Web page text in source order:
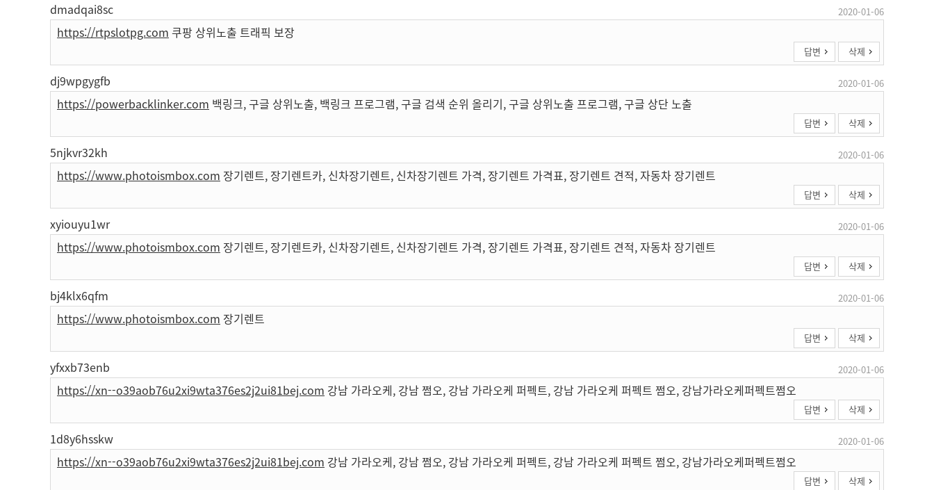
dmadqai8sc 2020-01-06
https://rtpslotpg.com 쿠팡 상위노출 트래픽 보장
답변 삭제
dj9wpgygfb 2020-01-06
https://powerbacklinker.com 백링크, 구글 상위노출, 백링크 프로그램, 구글 검색 순위 올리기, 구글 상위노출 프로그램, 구글 상단 노출
답변 삭제
5njkvr32kh 2020-01-06
https://www.photoismbox.com 장기렌트, 장기렌트카, 신차장기렌트, 신차장기렌트 가격, 장기렌트 가격표, 장기렌트 견적, 자동차 장기렌트
답변 삭제
xyiouyu1wr 2020-01-06
https://www.photoismbox.com 장기렌트, 장기렌트카, 신차장기렌트, 신차장기렌트 가격, 장기렌트 가격표, 장기렌트 견적, 자동차 장기렌트
답변 삭제
bj4klx6qfm 2020-01-06
https://www.photoismbox.com 장기렌트
답변 삭제
yfxxb73enb 2020-01-06
https://xn--o39aob76u2xi9wta376es2j2ui81bej.com 강남 가라오케, 강남 쩜오, 강남 가라오케 퍼펙트, 강남 가라오케 퍼펙트 쩜오, 강남가라오케퍼펙트쩜오
답변 삭제
1d8y6hsskw 2020-01-06
https://xn--o39aob76u2xi9wta376es2j2ui81bej.com 강남 가라오케, 강남 쩜오, 강남 가라오케 퍼펙트, 강남 가라오케 퍼펙트 쩜오, 강남가라오케퍼펙트쩜오
답변 삭제